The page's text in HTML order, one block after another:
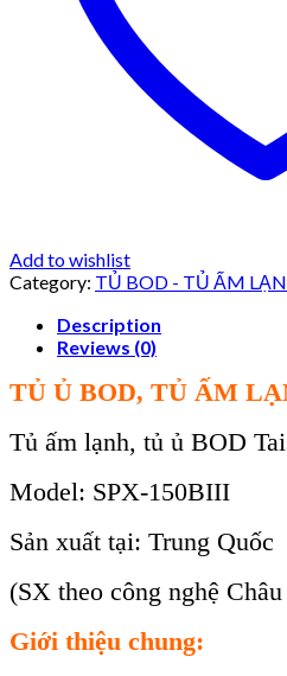
Add to wishlist
Category: TỦ BOD - TỦ ẤM
Description
Reviews (0)
TỦ Ủ BOD, TỦ ẤM
Tủ ấm lạnh, tủ ủ BOD
Model: SPX-150BIII
Sản xuất tại: Trung Quốc
(SX theo công nghệ
Giới thiệu chung: